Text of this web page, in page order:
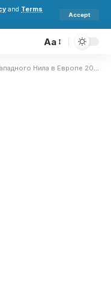
and Terms
Accept
Aa
в Европе 2026: что такое, симптомы и как защититься от заражения